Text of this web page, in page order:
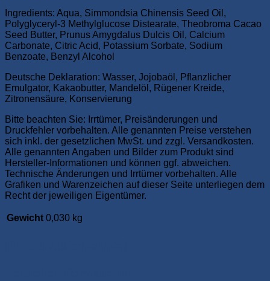
Ingredients: Aqua, Simmondsia Chinensis Seed Oil,
Polyglyceryl-3 Methylglucose Distearate, Theobroma Cacao
Seed Butter, Prunus Amygdalus Dulcis Oil, Calcium
Carbonate, Citric Acid, Potassium Sorbate, Sodium
Benzoate, Benzyl Alcohol
Deutsche Deklaration: Wasser, Jojobaöl, Pflanzlicher
Emulgator, Kakaobutter, Mandelöl, Rügener Kreide,
Zitronensäure, Konservierung
Bitte beachten Sie: Irrtümer, Preisänderungen und
Druckfehler vorbehalten. Alle genannten Preise verstehen
sich inkl. der gesetzlichen MwSt. und zzgl. Versandkosten.
Alle genannten Angaben und Bilder zum Produkt sind
Hersteller-Informationen und können ggf. abweichen.
Technische Änderungen und Irrtümer vorbehalten. Alle
Grafiken und Warenzeichen auf dieser Seite unterliegen dem
Recht der jeweiligen Eigentümer.
Gewicht 0,030 kg